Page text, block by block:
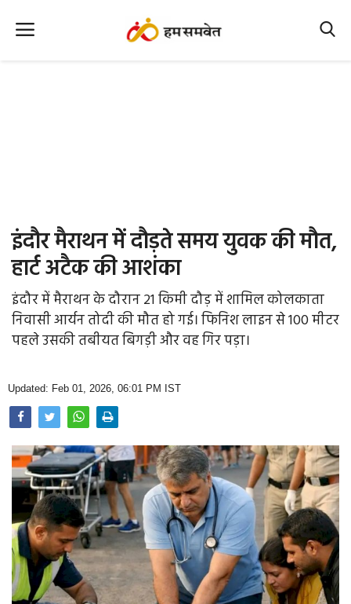
Office Office
Farm & Food
Health & Lifestyle
Home
इंदौर मैराथन में दौड़ते समय युवक की मौत,
हार्ट अटैक की आशंका
इंदौर में मैराथन के दौरान 21 किमी दौड़ में शामिल कोलकाता
निवासी आर्यन तोदी की मौत हो गई। फिनिश लाइन से 100 मीटर
पहले उसकी तबीयत बिगड़ी और वह गिर पड़ा।
Updated: Feb 01, 2026, 06:01 PM IST